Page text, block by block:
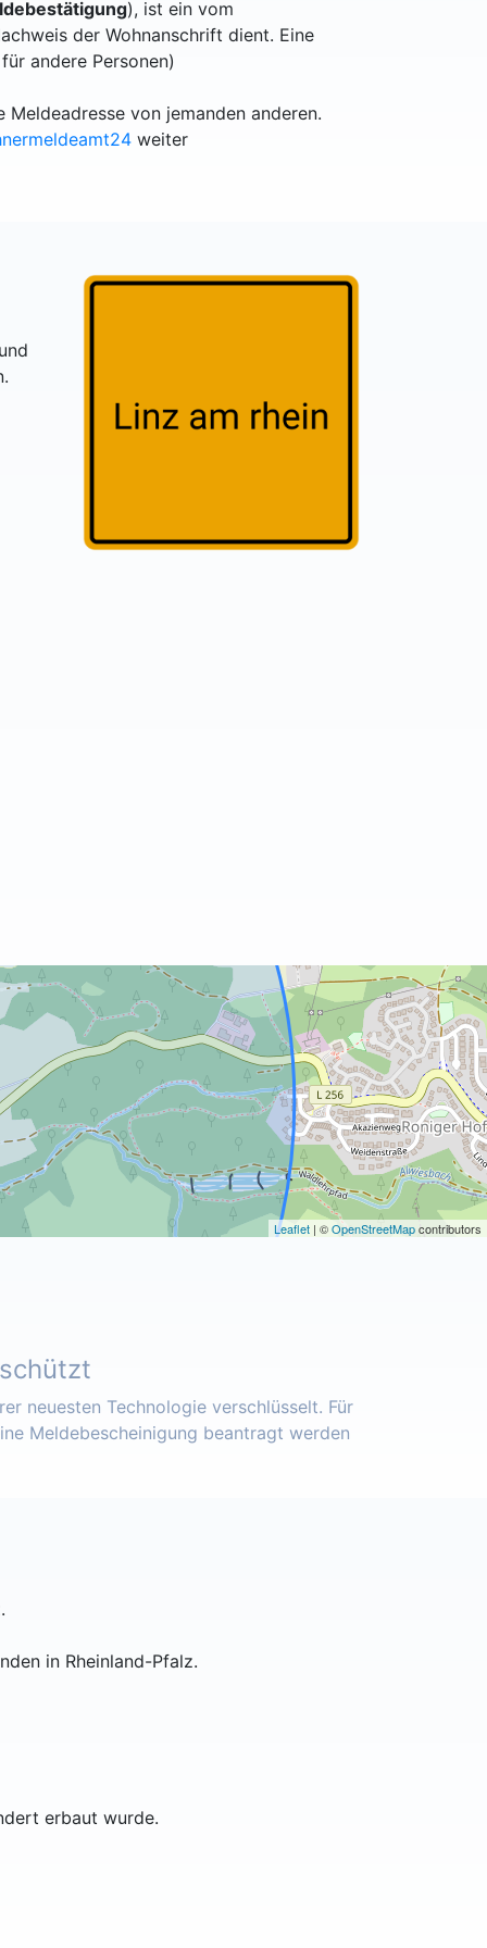
), ist ein vom
der Wohnanschrift dient. Eine
andere Personen)
Meldeadresse von jemanden anderen.
weiter
Leaflet | ©OpenStreetMapcontributors
neuesten Technologie verschlüsselt. Für
Meldebescheinigung beantragt werden
in Rheinland-Pfalz.
erbaut wurde.